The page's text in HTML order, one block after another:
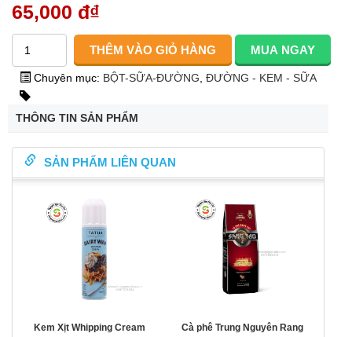
65,000 đ₫
Chuyên mục: BỘT-SỮA-ĐƯỜNG ĐƯỜNG - KEM - SỮA
THÔNG TIN SẢN PHẨM
SẢN PHẨM LIÊN QUAN
Kem Xịt Whipping Cream
Cà phê Trung Nguyên Rang